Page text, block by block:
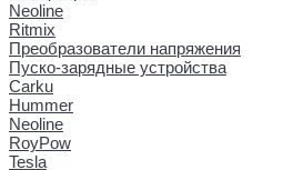
Neoline
Ritmix
Преобразователи напряжения
Пуско-зарядные устройства
Carku
Hummer
Neoline
RoyPow
Tesla